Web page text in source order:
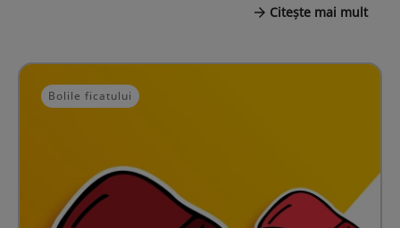
Citește mai mult
Bolile ficatului